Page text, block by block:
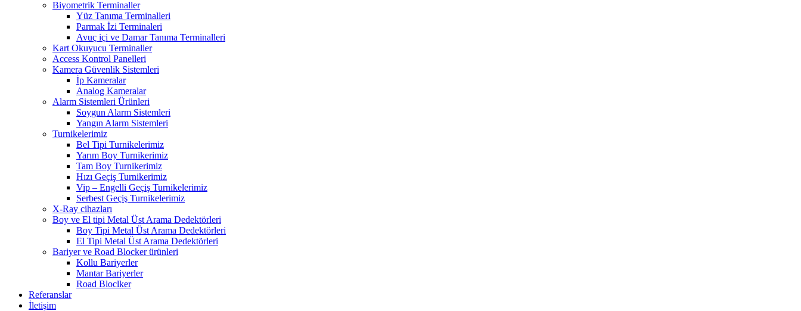
Biyometrik Terminaller
Yüz Tanıma Terminalleri
Parmak İzi Terminaleri
Avuç içi ve Damar Tanıma Terminalleri
Kart Okuyucu Terminaller
Access Kontrol Panelleri
Kamera Güvenlik Sistemleri
İp Kameralar
Analog Kameralar
Alarm Sistemleri Ürünleri
Soygun Alarm Sistemleri
Yangın Alarm Sistemleri
Turnikelerimiz
Bel Tipi Turnikelerimiz
Yarım Boy Turnikerimiz
Tam Boy Turnikerimiz
Hızı Geçiş Turnikerimiz
Vip – Engelli Geçiş Turnikelerimiz
Serbest Geçiş Turnikelerimiz
X-Ray cihazları
Boy ve El tipi Metal Üst Arama Dedektörleri
Boy Tipi Metal Üst Arama Dedektörleri
El Tipi Metal Üst Arama Dedektörleri
Bariyer ve Road Blocker ürünleri
Kollu Bariyerler
Mantar Bariyerler
Road Bloclker
Referanslar
İletişim